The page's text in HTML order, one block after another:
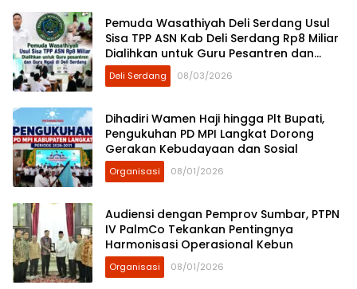
Pemuda Wasathiyah Deli Serdang Usul
Sisa TPP ASN Kab Deli Serdang Rp8 Miliar
Dialihkan untuk Guru Pesantren dan
Guru Ngaji
Deli Serdang 08/03/2026
Dihadiri Wamen Haji hingga Plt Bupati,
Pengukuhan PD MPI Langkat Dorong
Gerakan Kebudayaan dan Sosial
Organisasi 08/01/2026
Audiensi dengan Pemprov Sumbar, PTPN
IV PalmCo Tekankan Pentingnya
Harmonisasi Operasional Kebun
Organisasi 08/01/2026